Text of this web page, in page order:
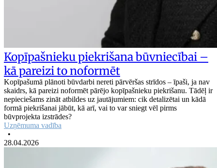
Kopīpašnieku piekrišana būvniecībai –
kā pareizi to noformēt
Kopīpašumā plānoti būvdarbi nereti pārvēršas strīdos – īpaši, ja nav
skaidrs, kā pareizi noformēt pārējo kopīpašnieku piekrišanu. Tādēļ ir
nepieciešams zināt atbildes uz jautājumiem: cik detalizētai un kādā
formā piekrišanai jābūt, kā arī, vai to var sniegt vēl pirms
būvprojekta izstrādes?
Uzņēmuma vadība
•
28.04.2026